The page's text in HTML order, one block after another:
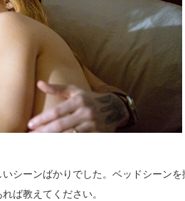
シーンばかりでした。ベッドシーンを
ば教えてください。